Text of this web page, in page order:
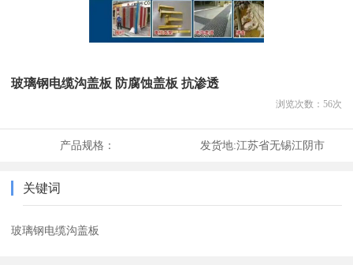
玻璃钢电缆沟盖板 防腐蚀盖板 抗渗透
浏览次数： 56次
产品规格： 发货地:江苏省无锡江阴市
关键词
玻璃钢电缆沟盖板